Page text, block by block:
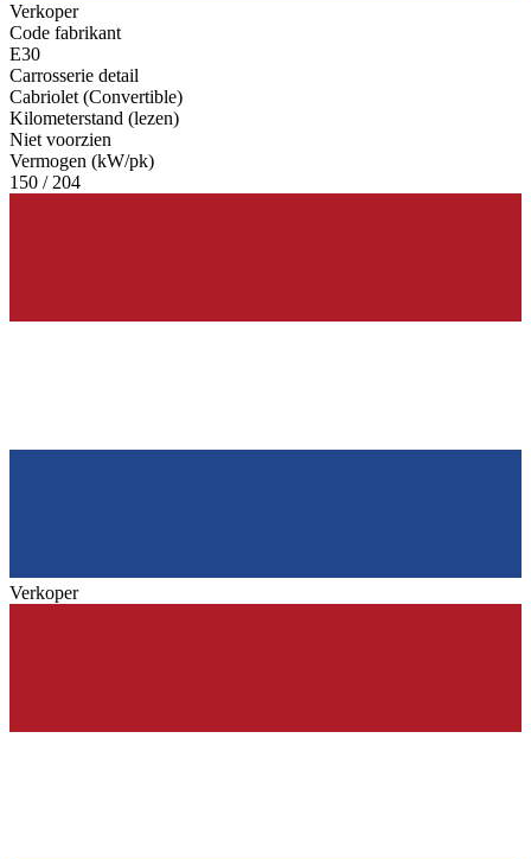
Verkoper
Code fabrikant
E30
Carrosserie detail
Cabriolet (Convertible)
Kilometerstand (lezen)
Niet voorzien
Vermogen (kW/pk)
150 / 204
Verkoper